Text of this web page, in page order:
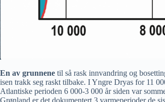
En av grunnene til så rask innvandring og
isen trakk seg raskt tilbake. I Yngre Dryas for 11
Atlantiske perioden 6 000-3 000 år siden var
Grønland er det dokumentert 3 varmeperioder de